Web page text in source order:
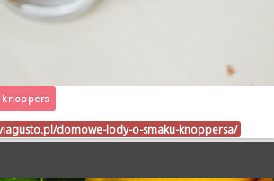
knoppers
domowe-lody-o-smaku-knoppersa/